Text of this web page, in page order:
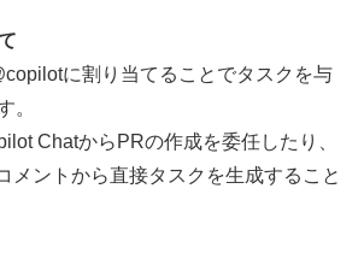
に割り当てることでタスクを与
。
ChatからPRの作成を委任したり、
メントから直接タスクを生成すること